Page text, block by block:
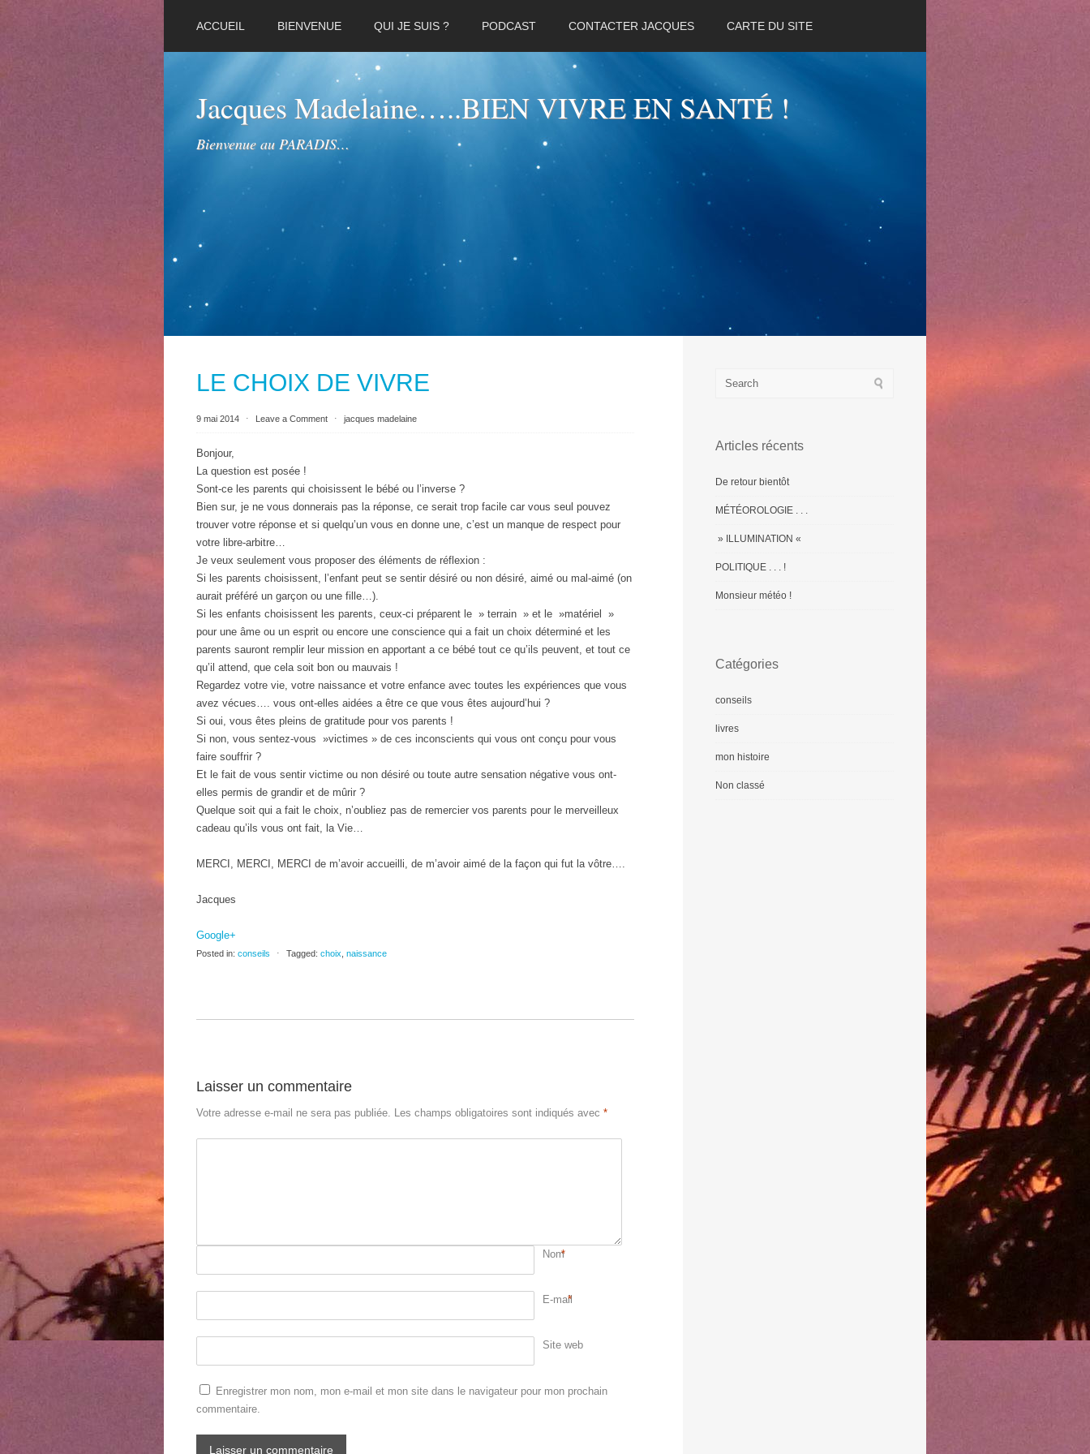
ACCUEIL BIENVENUE QUI JE SUIS ? PODCAST CONTACTER JACQUES CARTE DU SITE
Jacques Madelaine…..BIEN VIVRE EN SANTÉ !
Bienvenue au PARADIS…
LE CHOIX DE VIVRE
9 mai 2014 ⋅ Leave a Comment ⋅ jacques madelaine
Bonjour,
La question est posée !
Sont-ce les parents qui choisissent le bébé ou l’inverse ?
Bien sur, je ne vous donnerais pas la réponse, ce serait trop facile car vous seul pouvez
trouver votre réponse et si quelqu’un vous en donne une, c’est un manque de respect pour
votre libre-arbitre…
Je veux seulement vous proposer des éléments de réflexion :
Si les parents choisissent, l’enfant peut se sentir désiré ou non désiré, aimé ou mal-aimé (on
aurait préféré un garçon ou une fille…).
Si les enfants choisissent les parents, ceux-ci préparent le » terrain » et le »matériel »
pour une âme ou un esprit ou encore une conscience qui a fait un choix déterminé et les
parents sauront remplir leur mission en apportant a ce bébé tout ce qu’ils peuvent, et tout ce
qu’il attend, que cela soit bon ou mauvais !
Regardez votre vie, votre naissance et votre enfance avec toutes les expériences que vous
avez vécues…. vous ont-elles aidées a être ce que vous êtes aujourd’hui ?
Si oui, vous êtes pleins de gratitude pour vos parents !
Si non, vous sentez-vous »victimes » de ces inconscients qui vous ont conçu pour vous
faire souffrir ?
Et le fait de vous sentir victime ou non désiré ou toute autre sensation négative vous ont-
elles permis de grandir et de mûrir ?
Quelque soit qui a fait le choix, n’oubliez pas de remercier vos parents pour le merveilleux
cadeau qu’ils vous ont fait, la Vie…
MERCI, MERCI, MERCI de m’avoir accueilli, de m’avoir aimé de la façon qui fut la vôtre….
Jacques
Google+
Posted in: conseils ⋅ Tagged: choix naissance
Laisser un commentaire
Votre adresse e-mail ne sera pas publiée. Les champs obligatoires sont indiqués avec *
Nom*
E-mail
*
Site web
Enregistrer mon nom, mon e-mail et mon site dans le navigateur pour mon prochain
commentaire.
Articles récents
De retour bientôt
MÉTÉOROLOGIE . . .
» ILLUMINATION «
POLITIQUE . . . !
Monsieur météo !
Catégories
conseils
livres
mon histoire
Non classé